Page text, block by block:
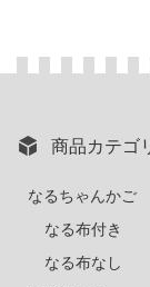
商品カテゴ
なるちゃんかご
なる布付き
なる布なし